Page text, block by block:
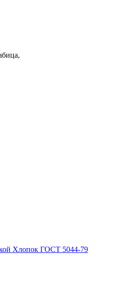
Хлопок ГОСТ 5044-79